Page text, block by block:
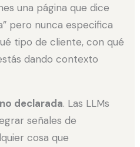
una página que dice
pero nunca especifica
tipo de cliente, con qué
dando contexto
declarada. Las LLMs
señales de
cosa que